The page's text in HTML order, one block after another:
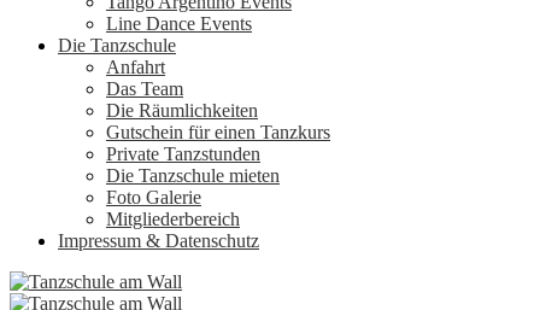
Line Dance Events
Die Tanzschule
Anfahrt
Das Team
Die Räumlichkeiten
Gutschein für einen Tanzkurs
Private Tanzstunden
Die Tanzschule mieten
Foto Galerie
Mitgliederbereich
Impressum & Datenschutz